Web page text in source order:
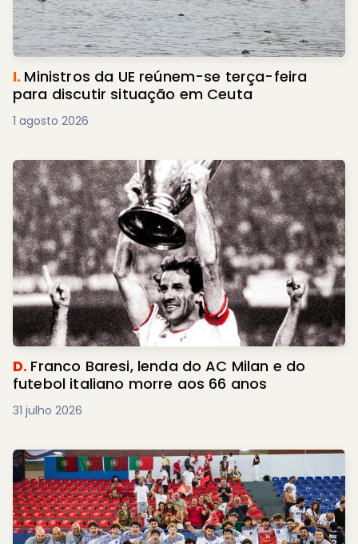
I. Ministros da UE reúnem-se terça-feira
para discutir situação em Ceuta
1 agosto 2026
D. Franco Baresi, lenda do AC Milan e do
futebol italiano morre aos 66 anos
31 julho 2026